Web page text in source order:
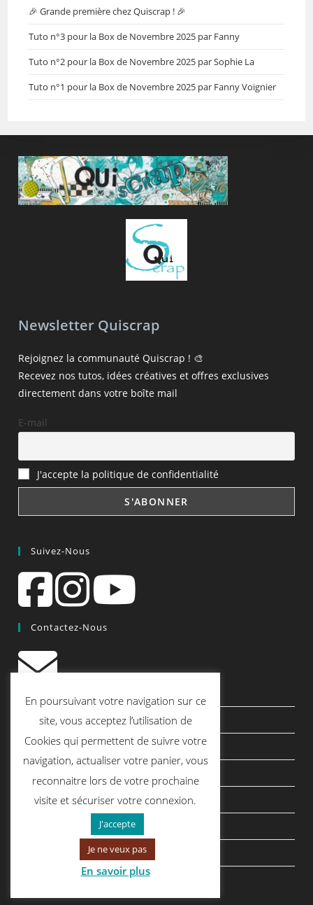
🎉 Grande première chez Quiscrap ! 🎉
Tuto n°3 pour la Box de Novembre 2025 par Fanny
Tuto n°2 pour la Box de Novembre 2025 par Sophie La
Tuto n°1 pour la Box de Novembre 2025 par Fanny Voignier
Newsletter Quiscrap
Rejoignez la communauté Quiscrap ! 🎨
Recevez nos tutos, idées créatives et offres exclusives
directement dans votre boîte mail
E-mail
J'accepte la politique de confidentialité
Suivez-Nous
Contactez-Nous
contact@quiscrap.fr
Les Fiches Techniques et les Tutos
Le Blog
Conditions générales de vente
Mentions légales
Politique de confidentialité
politique de cookies
En poursuivant votre navigation sur ce
site, vous acceptez l’utilisation de
Cookies qui permettent de suivre votre
navigation, actualiser votre panier, vous
reconnaitre lors de votre prochaine
visite et sécuriser votre connexion.
J'accepte
Je ne veux pas
En savoir plus